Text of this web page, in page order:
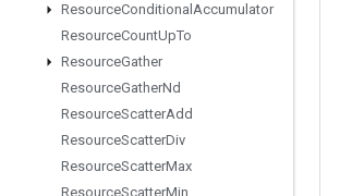
ResourceConditional Accumulator
ResourceCountUpTo
ResourceGather
ResourceGatherNd
ResourceScatterAdd
ResourceScatterDiv
ResourceScatterMax
ResourceScatterMin